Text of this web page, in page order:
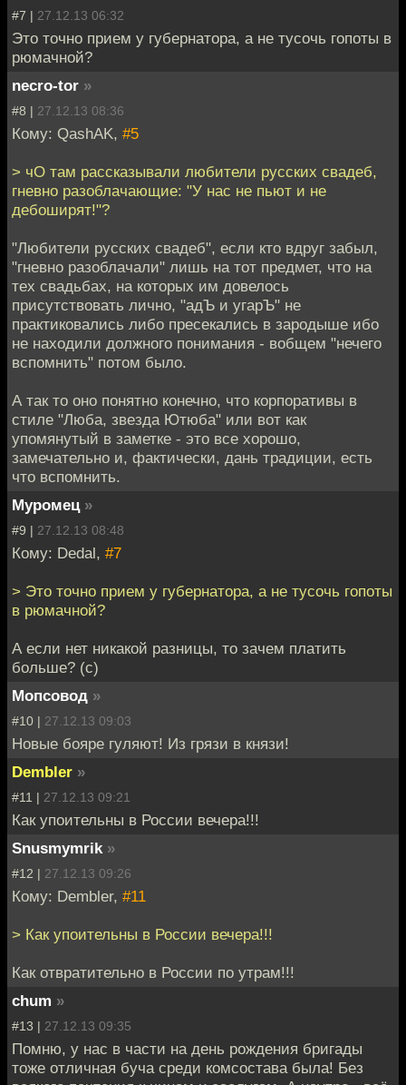
#7 | 27.12.13 06:32
Это точно прием у губернатора, а не тусочь гопоты в
рюмачной?
necro-tor »
#8 | 27.12.13 08:36
Кому: QashAK, #5
> чО там рассказывали любители русских свадеб,
гневно разоблачающие: "У нас не пьют и не
дебоширят!"?
"Любители русских свадеб", если кто вдруг забыл,
"гневно разоблачали" лишь на тот предмет, что на
тех свадьбах, на которых им довелось
присутствовать лично, "адЪ и угарЪ" не
практиковались либо пресекались в зародыше ибо
не находили должного понимания - вобщем "нечего
вспомнить" потом было.
А так то оно понятно конечно, что корпоративы в
стиле "Люба, звезда Ютюба" или вот как
упомянутый в заметке - это все хорошо,
замечательно и, фактически, дань традиции, есть
что вспомнить.
Муромец »
#9 | 27.12.13 08:48
Кому: Dedal, #7
> Это точно прием у губернатора, а не тусочь гопоты
в рюмачной?
А если нет никакой разницы, то зачем платить
больше? (с)
Мопсовод »
#10 | 27.12.13 09:03
Новые бояре гуляют! Из грязи в князи!
Dembler »
#11 | 27.12.13 09:21
Как упоительны в России вечера!!!
Snusmymrik »
#12 | 27.12.13 09:26
Кому: Dembler, #11
> Как упоительны в России вечера!!!
Как отвратительно в России по утрам!!!
chum »
#13 | 27.12.13 09:35
Помню, у нас в части на день рождения бригады
тоже отличная буча среди комсостава была! Без